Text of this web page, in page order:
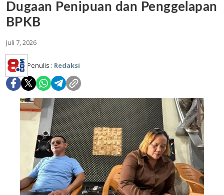
Dugaan Penipuan dan Penggelapan
BPKB
Juli 7, 2026
Penulis : Redaksi